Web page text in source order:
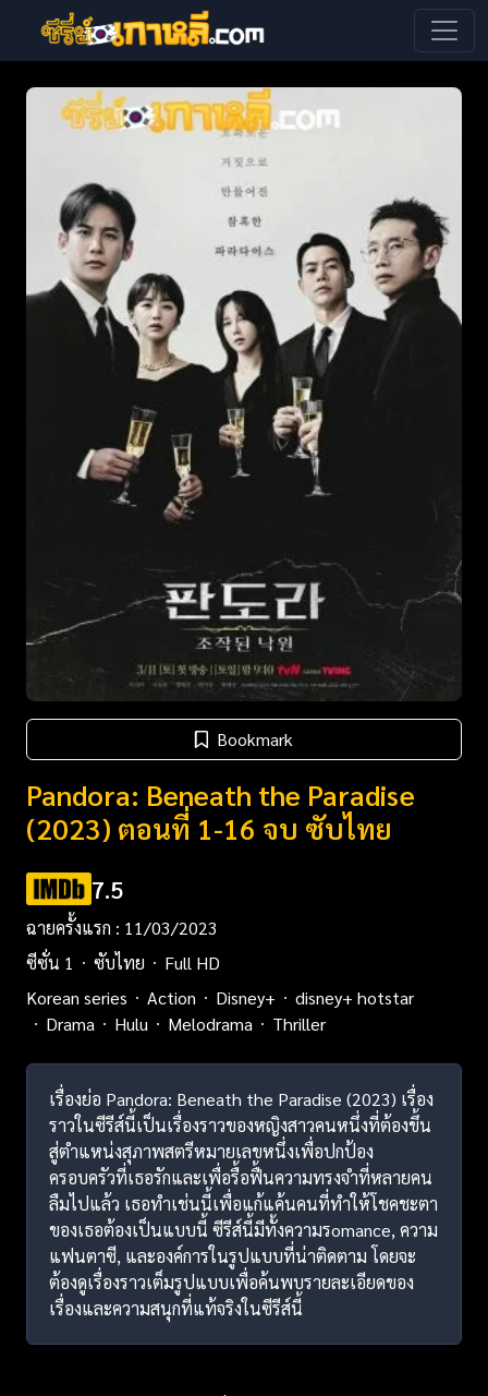
Bookmark
Pandora: Beneath the Paradise
(2023) ตอนที่ 1-16 จบ ซับไทย
7.5
ฉายครั้งแรก : 11/03/2023
ซีซั่น 1
ซับไทย
Full HD
Korean series
Action Disney+
disney+ hotstar
Drama
Hulu Melodrama Thriller
เรื่องย่อ Pandora: Beneath the Paradise (2023) เรื่อง
ราวในซีรีส์นี้เป็นเรื่องราวของหญิงสาวคนหนึ่งที่ต้องขึ้น
สู่ตำแหน่งสุภาพสตรีหมายเลขหนึ่งเพื่อปกป้อง
ครอบครัวที่เธอรักและเพื่อรื้อฟื้นความทรงจำที่หลายคน
ลืมไปแล้ว เธอทำเช่นนี้เพื่อแก้แค้นคนที่ทำให้โชคชะตา
ของเธอต้องเป็นแบบนี้ ซีรีส์นี้มีทั้งความรomance, ความ
แฟนตาซี, และองค์การในรูปแบบที่น่าติดตาม โดยจะ
ต้องดูเรื่องราวเต็มรูปแบบเพื่อค้นพบรายละเอียดของ
เรื่องและความสนุกที่แท้จริงในซีรีส์นี้